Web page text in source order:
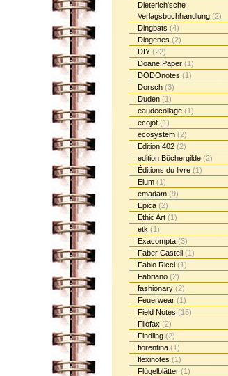
Dieterich'sche
Verlagsbuchhandlung (2)
Dingbats (4)
Diogenes (2)
DIY (22)
Doane Paper (1)
DODOnotes (1)
Dorsch (3)
Duden (1)
eaudecollage (1)
ecojot (1)
ecosystem (2)
Edition 402 (2)
edition Büchergilde (2)
Éditions du livre (1)
Elum (1)
emadam (9)
Epica (2)
Ethic Art (1)
etk (1)
Exacompta (3)
Faber Castell (1)
Fabio Ricci (1)
Fabriano (2)
fashionary (2)
Feuerwear (1)
Field Notes (15)
Filofax (2)
Findling (2)
fiorentina (1)
flexinotes (1)
Flügelblätter (1)